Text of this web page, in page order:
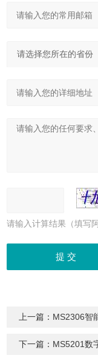
请输入计算结果（填写
上一篇： MS2306智
下一篇： MS5201数